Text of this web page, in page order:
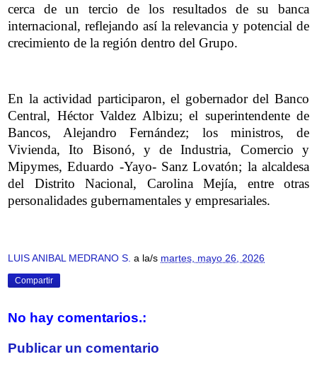
cerca de un tercio de los resultados de su banca
internacional, reflejando así la relevancia y potencial de
crecimiento de la región dentro del Grupo.
En la actividad participaron, el gobernador del Banco
Central, Héctor Valdez Albizu; el superintendente de
Bancos, Alejandro Fernández; los ministros, de
Vivienda, Ito Bisonó, y de Industria, Comercio y
Mipymes, Eduardo -Yayo- Sanz Lovatón; la alcaldesa
del Distrito Nacional, Carolina Mejía, entre otras
personalidades gubernamentales y empresariales.
LUIS ANIBAL MEDRANO S. a la/s martes, mayo 26, 2026
Compartir
No hay comentarios.:
Publicar un comentario